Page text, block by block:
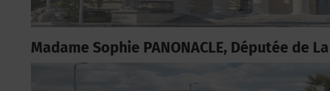
Madame Sophie PANONACLE, Députée de